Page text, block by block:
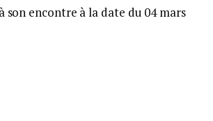
son encontre à la date du 04 mars